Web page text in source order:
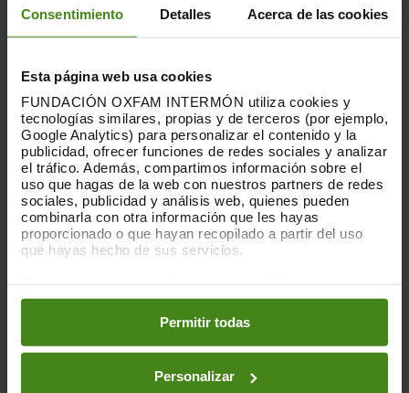
Consentimiento Detalles Acerca de las cookies
Esta página web usa cookies
FUNDACIÓN OXFAM INTERMÓN utiliza cookies y
tecnologías similares, propias y de terceros (por ejemplo,
Google Analytics) para personalizar el contenido y la
publicidad, ofrecer funciones de redes sociales y analizar
el tráfico. Además, compartimos información sobre el
uso que hagas de la web con nuestros partners de redes
sociales, publicidad y análisis web, quienes pueden
combinarla con otra información que les hayas
proporcionado o que hayan recopilado a partir del uso
que hayas hecho de sus servicios.
preferencias accediendo a nuestraPolítica de Cookieso
en los botones facilitados a continuación:
Permitir todas
Personalizar
és una gran fita.
específiques per accedir i controlar els
recursos de producció i per exercir un
paper més rellevant en la presa de
decisions, tant en l'àmbit domèstic com
en el comunitari i en el de la pròpia
associació. El treball de filat, el tintat i la
confecció dels productes tèxtils també es
realitzen sota els criteris de comerç just
amb l'organització de Calcuta Rajlakshmi
que formen part d'aquesta col·lecció,
confeccionats amb pell 100% genuïna per
l’associació EMA, formada per artesans i
artesanes d'àrees rurals, amb alguna